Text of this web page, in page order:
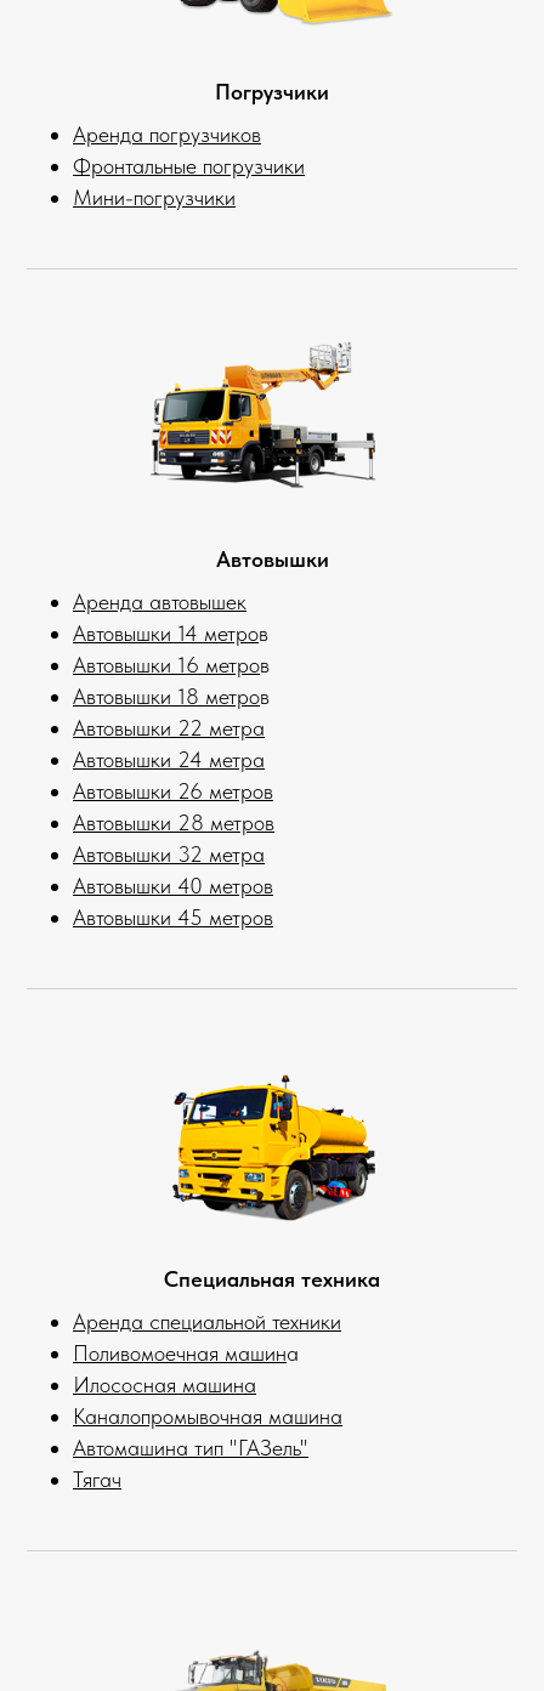
Погрузчики
Аренда погрузчиков
Фронтальные погрузчики
Мини-погрузчики
Автовышки
Аренда автовышек
Автовышки 14 метров
Автовышки 16 метров
Автовышки 18 метров
Автовышки 22 метра
Автовышки 24 метра
Автовышки 26 метров
Автовышки 28 метров
Автовышки 32 метра
Автовышки 40 метров
Автовышки 45 метров
Специальная техника
Аренда специальной техники
Поливомоечная машина
Илососная машина
Каналопромывочная машина
Автомашина тип "ГАЗель"
Тягач